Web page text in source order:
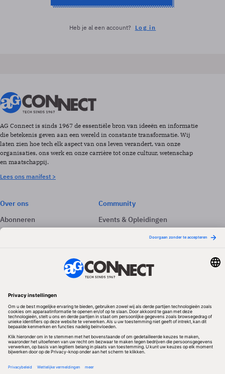
Heb je al een account? Log in
AG Connect is sinds 1967 de essentiële bron van ideeën en informatie
die betekenis geven aan een wereld in constante transformatie. Wij
laten zien hoe tech elk aspect van ons leven verandert, van onze
organisaties, ons werk en onze carrière tot onze cultuur, wetenschap
en maatschappij.
Lees ons manifest >
Over ons
Abonneren
Adverteren
Community
Events & Opleidingen
Nieuwsbrieven
Volg ons
Redactionele partner